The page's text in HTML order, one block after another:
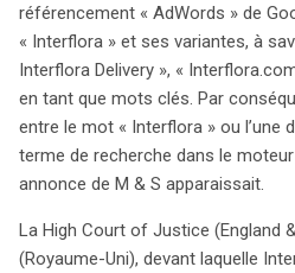
compromet la capacité
renommée. De plus, la Cour a
parasitisme, indiquant que
de marques renommées
comportement déloyal,
dilution de la marque ou la
consommateurs. L’issue de
référencement en ligne,
référencement « AdWords » de
« Interflora » et ses variantes, à
Interflora Delivery », «
en tant que mots clés. Par
entre le mot « Interflora » ou l’une
terme de recherche dans le
annonce de M & S apparaissait.
La High Court of Justice (England
(Royaume-Uni), devant laquelle